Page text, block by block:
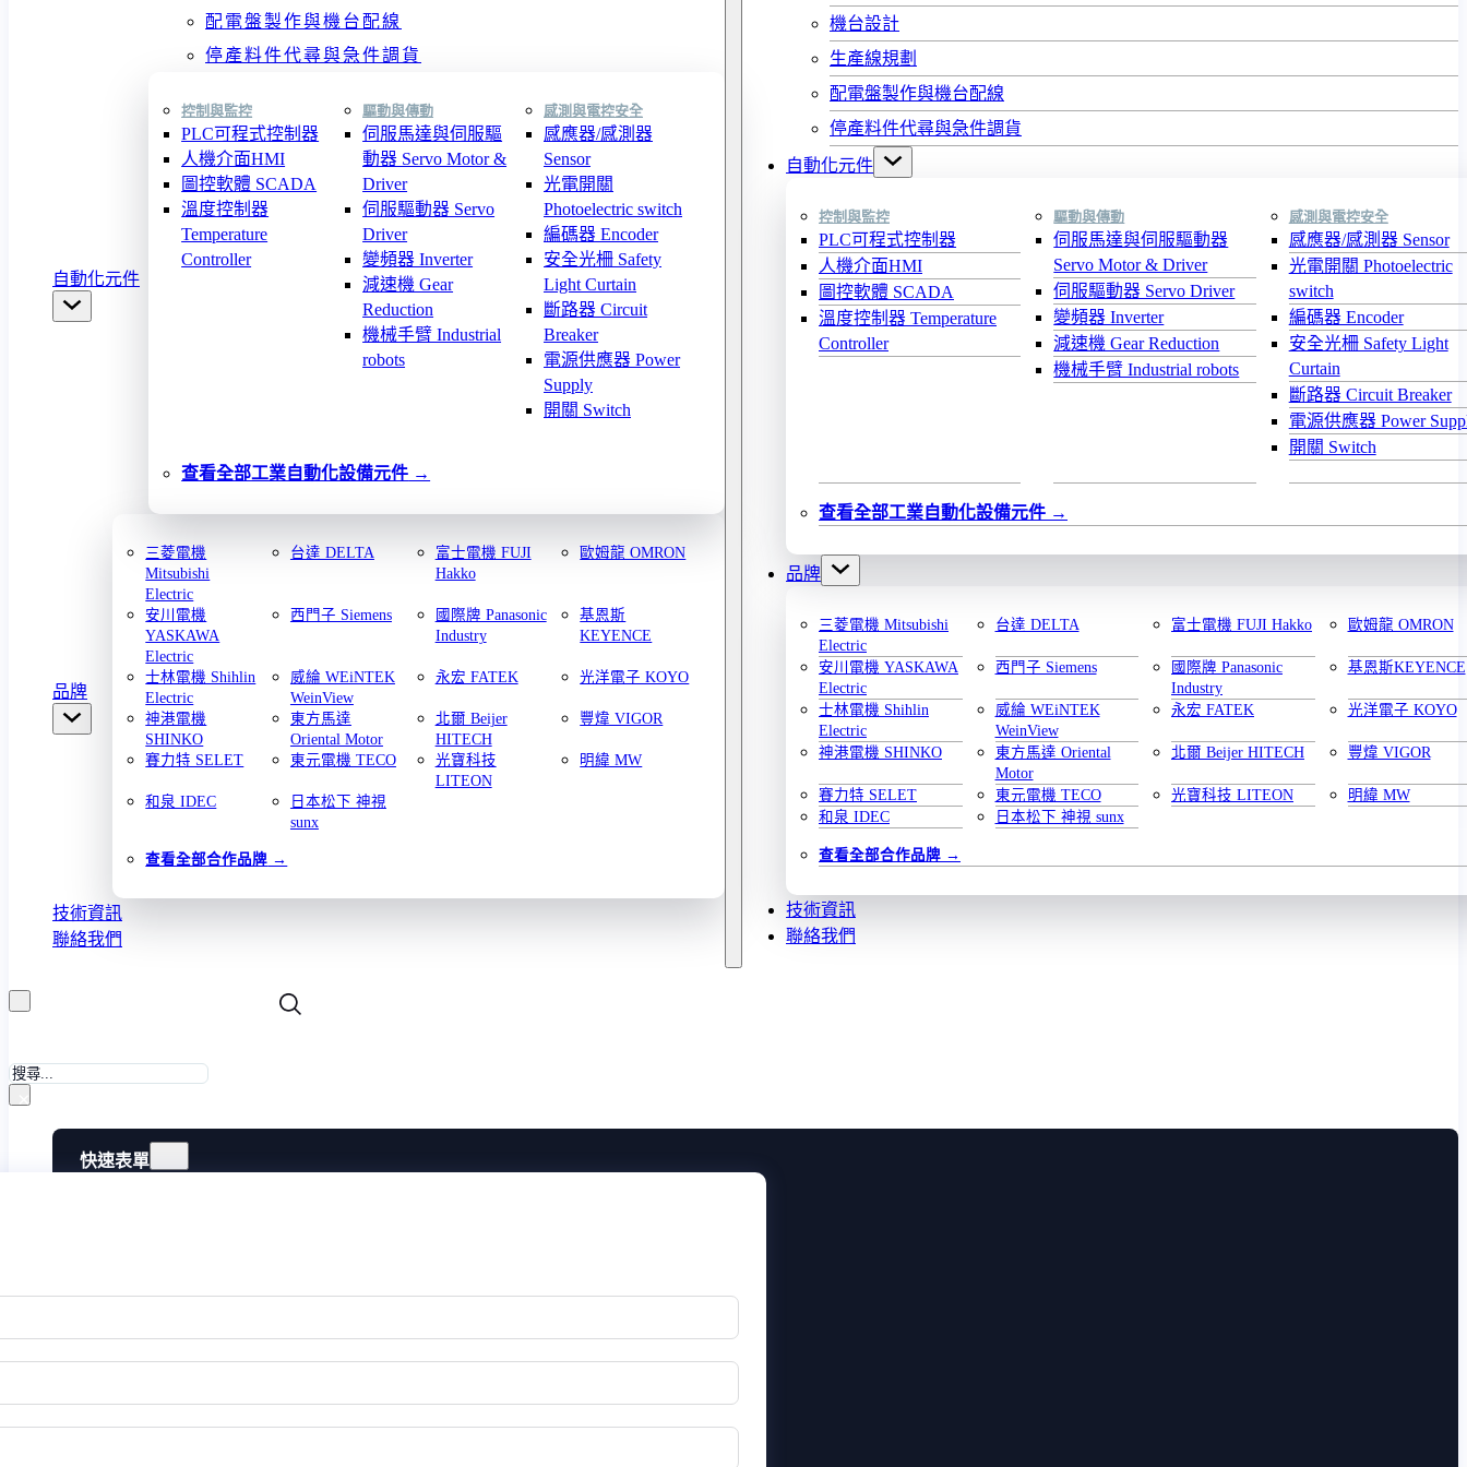
配電盤製作與機台配線
停產料件代尋與急件調貨
自動化元件
控制與監控
PLC可程式控制器
人機介面HMI
圖控軟體 SCADA
溫度控制器
Temperature
Controller
驅動與傳動
伺服馬達與伺服驅
動器 Servo Motor &
Driver
伺服驅動器 Servo
Driver
變頻器 Inverter
減速機 Gear
Reduction
機械手臂 Industrial
robots
感測與電控安全
感應器/感測器
Sensor
光電開關
Photoelectric switch
編碼器 Encoder
安全光柵 Safety
Light Curtain
斷路器 Circuit
Breaker
電源供應器 Power
Supply
開關 Switch
查看全部工業自動化設備元件
品牌
三菱電機
Mitsubishi
Electric
台達 DELTA
富士電機 FUJI
Hakko
歐姆龍 OMRON
安川電機
YASKAWA
Electric
西門子 Siemens
國際牌 Panasonic
Industry
基恩斯
KEYENCE
士林電機 Shihlin
Electric
威綸 WEiNTEK
WeinView
永宏 FATEK 光洋電子 KOYO
神港電機
SHINKO
東方馬達
Oriental Motor
北爾 Beijer
HITECH
豐煒 VIGOR
賽力特 SELET 東元電機 TECO
光寶科技
LITEON
明緯 MW
和泉 IDEC
日本松下 神視
sunx
查看全部合作品牌
技術資訊
聯絡我們
機台設計
生產線規劃
配電盤製作與機台配線
停產料件代尋與急件調貨
自動化元件
控制與監控
PLC可程式控制器
人機介面HMI
圖控軟體 SCADA
溫度控制器 Temperature
Controller
驅動與傳動
伺服馬達與伺服驅動器
Servo Motor & Driver
伺服驅動器 Servo Driver
變頻器 Inverter
減速機 Gear Reduction
機械手臂 Industrial robots
感測與電控安全
感應器/感測器 Sensor
光電開關 Photoelectric
switch
編碼器 Encoder
安全光柵 Safety Light
Curtain
斷路器 Circuit Breaker
電源供應器 Power
開關 Switch
查看全部工業自動化設備元件
品牌
三菱電機 Mitsubishi
Electric
台達 DELTA 富士電機 FUJI Hakko 歐姆龍 OMRON
安川電機 YASKAWA
Electric
西門子 Siemens
國際牌 Panasonic
Industry
基恩斯KEYENCE
士林電機 Shihlin
Electric
威綸 WEiNTEK
WeinView
永宏 FATEK 光洋電子 KOYO
神港電機 SHINKO
東方馬達 Oriental
Motor
北爾 Beijer HITECH 豐煒 VIGOR
賽力特 SELET 東元電機 TECO 光寶科技 LITEON
明緯 MW
和泉 IDEC
日本松下 神視 sunx
查看全部合作品牌
技術資訊
聯絡我們
搜
×
快速表單